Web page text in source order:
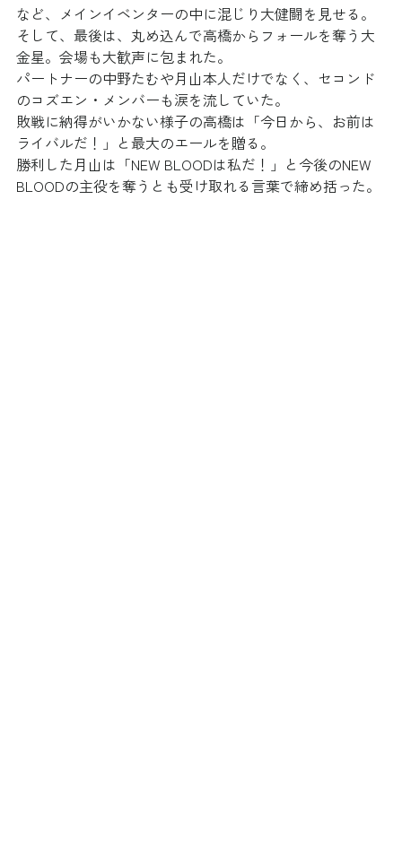
など、メインイベンターの中に混じり大健闘を見せる。
そして、最後は、丸め込んで高橋からフォールを奪う大
金星。会場も大歓声に包まれた。
パートナーの中野たむや月山本人だけでなく、セコンド
のコズエン・メンバーも涙を流していた。
敗戦に納得がいかない様子の高橋は「今日から、お前は
ライバルだ！」と最大のエールを贈る。
勝利した月山は「NEW BLOODは私だ！」と今後のNEW
BLOODの主役を奪うとも受け取れる言葉で締め括った。